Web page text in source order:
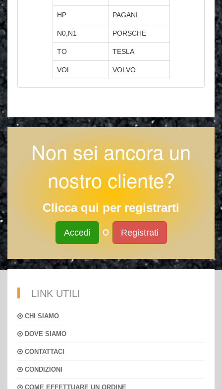
HP PAGANI
N0,N1 PORSCHE
TO TESLA
VOL VOLVO
Non sei ancora un
nostro cliente?
Clicca qui per registrarti
Accedi o Registrati
LINK UTILI
CHI SIAMO
DOVE SIAMO
CONTATTACI
CONDIZIONI
COME EFFETTUARE UN ORDINE